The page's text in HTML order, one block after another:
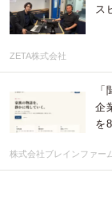
ス
ZETA株式会社
企
を
株式会社ブレインファー